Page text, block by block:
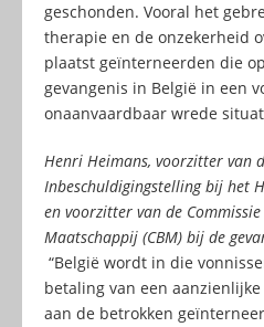
geschonden. Vooral het
therapie en de onzekerheid
plaatst geïnterneerden die
gevangenis in België in een
onaanvaardbaar wrede
Henri Heimans, voorzitter van
Inbeschuldigingstelling bij het
en voorzitter van de
Maatschappij (CBM) bij de
“België wordt in die
betaling van een
aan de betrokken